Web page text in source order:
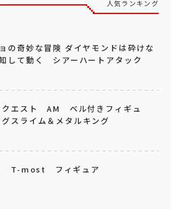
人気ランキング
の奇妙な冒険 ダイヤモンドは砕けな
して動く シアーハートアタック
クエスト AM ベル付きフィギュ
スライム＆メタルキング
T-most フィギュア